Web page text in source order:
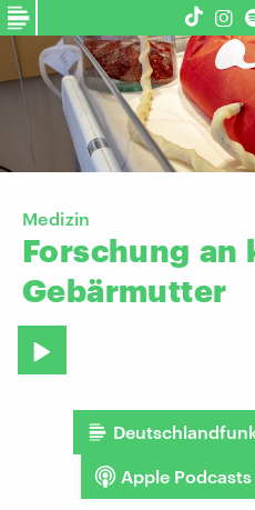
Medizin
Forschung an
Gebärmutter
Apple Podcasts